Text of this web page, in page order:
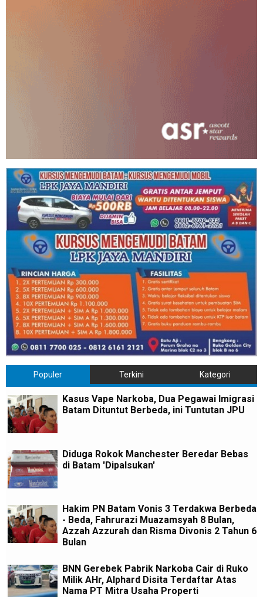
Populer Terkini Kategori
Kasus Vape Narkoba, Dua Pegawai Imigrasi
Batam Dituntut Berbeda, ini Tuntutan JPU
Diduga Rokok Manchester Beredar Bebas
di Batam 'Dipalsukan'
Hakim PN Batam Vonis 3 Terdakwa Berbeda
- Beda, Fahrurazi Muazamsyah 8 Bulan,
Azzah Azzurah dan Risma Divonis 2 Tahun 6
Bulan
BNN Gerebek Pabrik Narkoba Cair di Ruko
Milik AHr, Alphard Disita Terdaftar Atas
Nama PT Mitra Usaha Properti